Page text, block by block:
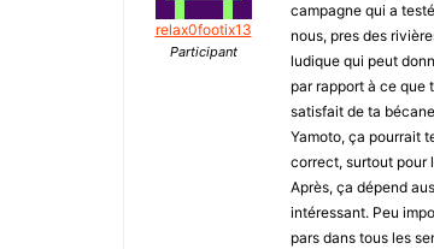
relax0footix13
Participant
campagne qui a
nous, pres des
ludique qui peut
par rapport à ce que
satisfait de ta
Yamoto, ça pourrait
correct, surtout pour
Après, ça dépend
intéressant. Peu
pars dans tous les